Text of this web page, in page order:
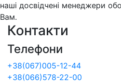
наші досвідчені менеджери
Вам.
Контакти
Телефони
+38(067)005-12-44
+38(066)578-22-00